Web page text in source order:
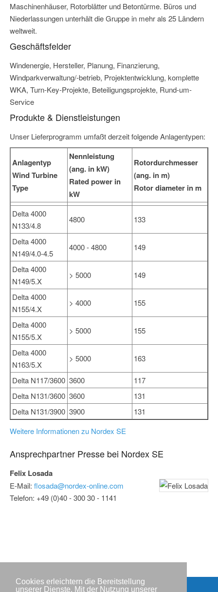
Cookies erleichtern die Bereitstellung
unserer Dienste. Mit der Nutzung unserer
Maschinenhäuser, Rotorblätter und Betontürme. Büros und
Niederlassungen unterhält die Gruppe in mehr als 25 Ländern
weltweit.
Geschäftsfelder
Windenergie, Hersteller, Planung, Finanzierung,
Windparkverwaltung/-betrieb, Projektentwicklung, komplette
WKA, Turn-Key-Projekte, Beteiligungsprojekte, Rund-um-
Service
Produkte & Dienstleistungen
Unser Lieferprogramm umfaßt derzeit folgende Anlagentypen:
Anlagentyp
Wind Turbine
Type
Nennleistung
(ang. in kW)
Rated power in
kW
Rotordurchmesser
(ang. in m)
Rotor diameter in m
Delta 4000
N133/4.8
4800 133
Delta 4000
N149/4.0-4.5
4000 - 4800 149
Delta 4000
N149/5.X
> 5000 149
Delta 4000
N155/4.X
> 4000 155
Delta 4000
N155/5.X
> 5000 155
Delta 4000
N163/5.X
> 5000 163
Delta N117/3600 3600
117
Delta N131/3600 3600
131
Delta N131/3900 3900
131
Weitere Informationen zu Nordex SE
Ansprechpartner Presse bei Nordex SE
Felix Losada
E-Mail: flosada@nordex-online.com
Telefon: +49 (0)40 - 300 30 - 1141